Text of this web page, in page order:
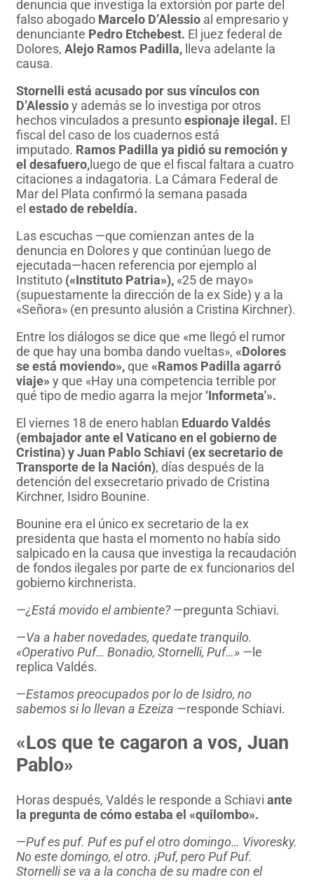
denuncia que investiga la extorsión por parte del
falso abogado Marcelo D’Alessio al empresario y
denunciante Pedro Etchebest. El juez federal de
Dolores, Alejo Ramos Padilla, lleva adelante la
causa.
Stornelli está acusado por sus vínculos con
D’Alessioy además se lo investiga por otros
hechos vinculados a presuntoespionaje ilegal. El
fiscal del caso de los cuadernos está
imputado. Ramos Padilla ya pidió su remoción y
el desafuero, luego de que el fiscal faltara a cuatro
citaciones a indagatoria. La Cámara Federal de
Mar del Plata confirmó la semana pasada
el estado de rebeldía.
Las escuchas —que comienzan antes de la
denuncia en Dolores y que continúan luego de
ejecutada—hacen referencia por ejemplo al
Instituto («Instituto Patria»), «25 de mayo»
(supuestamente la dirección de la ex Side) y a la
«Señora» (en presunto alusión a Cristina Kirchner).
Entre los diálogos se dice que «me llegó el rumor
de que hay una bomba dando vueltas», «Dolores
se está moviendo»,que «Ramos Padilla agarró
viaje» y que «Hay una competencia terrible por
qué tipo de medio agarra la mejor ‘Informeta'».
El viernes 18 de enero hablan Eduardo Valdés
(embajador ante el Vaticano en el gobierno de
Cristina) y Juan Pablo Schiavi (ex secretario de
Transporte de la Nación), días después de la
detención del exsecretario privado de Cristina
Kirchner, Isidro Bounine.
Bounine era el único ex secretario de la ex
presidenta que hasta el momento no había sido
salpicado en la causa que investiga la recaudación
de fondos ilegales por parte de ex funcionarios del
gobierno kirchnerista.
—¿Está movido el ambiente?—pregunta Schiavi.
—Va a haber novedades, quedate tranquilo.
«Operativo Puf… Bonadio, Stornelli, Puf…» —le
replica Valdés.
—Estamos preocupados por lo de Isidro, no
sabemos si lo llevan a Ezeiza —responde Schiavi.
«Los que te cagaron a vos, Juan
Pablo»
Horas después, Valdés le responde a Schiavi ante
la pregunta de cómo estaba el «quilombo».
—Puf es puf. Puf es puf el otro domingo… Vivoresky.
No este domingo, el otro. ¡Puf, pero Puf Puf.
Stornelli se va a la concha de su madre con el